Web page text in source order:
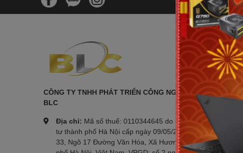
CÔNG TY TNHH PHÁT TRIỂN CÔNG NGHỆ TIN HỌC
BLC
Địa chỉ: Mã số thuế: 0110344645 do sở kế hoạch đầu
tư thành phố Hà Nội cấp ngày 09/05/2023 ĐKKD: Số
33, Ngõ 17 Đường Văn Hóa, Xã Hương Sơn, Thành